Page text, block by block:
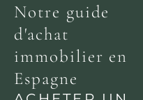
Notre guide
d'achat
immobilier en
Espagne